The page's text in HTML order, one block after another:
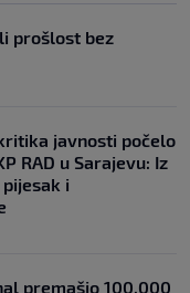
prošlost bez
javnosti počelo
RAD u Sarajevu: Iz
i
premašio 100.000